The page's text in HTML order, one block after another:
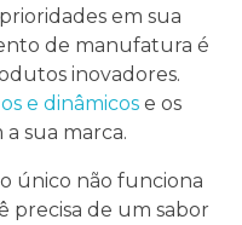
em sua
de manufatura é
inovadores.
e dinâmicos e os
sua marca.
único não funciona
precisa de um sabor